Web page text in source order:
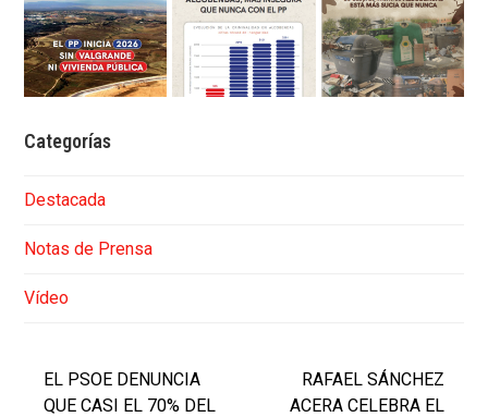
Categorías
Destacada
Notas de Prensa
Vídeo
EL PSOE DENUNCIA
QUE CASI EL 70% DEL
RAFAEL SÁNCHEZ
ACERA CELEBRA EL